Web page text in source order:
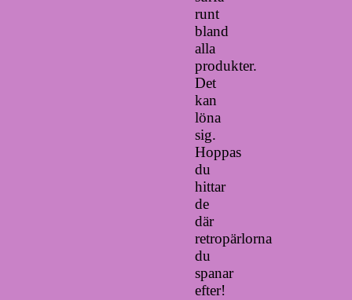
runt
bland
alla
produkter.
Det
kan
löna
sig.
Hoppas
du
hittar
de
där
retropärlorna
du
spanar
efter!